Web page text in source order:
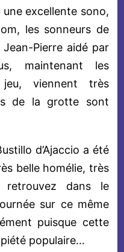
excellente sono,
les sonneurs de
Pierre aidé par
maintenant les
viennent très
de la grotte sont
d’Ajaccio a été
belle homélie, très
retrouvez dans le
sur ce même
puisque cette
populaire…